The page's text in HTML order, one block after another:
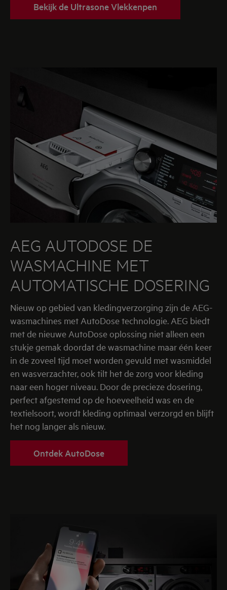
Bekijk de Ultrasone Vlekkenpen
AEG AUTODOSE DE
WASMACHINE MET
AUTOMATISCHE DOSERING
Nieuw op gebied van kledingverzorging zijn de AEG-
wasmachines met AutoDose technologie. AEG biedt
met de nieuwe AutoDose oplossing niet alleen een
stukje gemak doordat de wasmachine maar één keer
in de zoveel tijd moet worden gevuld met wasmiddel
en wasverzachter, ook tilt het de zorg voor kleding
naar een hoger niveau. Door de precieze dosering,
perfect afgestemd op de hoeveelheid was en de
textielsoort, wordt kleding optimaal verzorgd en blijft
het nog langer als nieuw.
Ontdek AutoDose